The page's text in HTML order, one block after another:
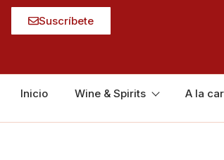
Suscríbete
Inicio Wine & Spirits A la